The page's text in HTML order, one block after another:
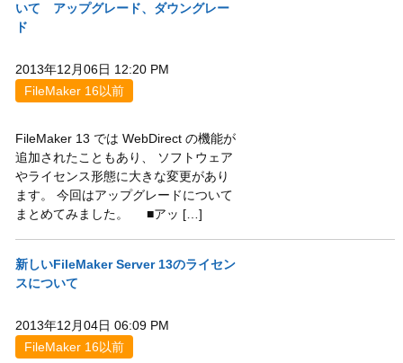
いて アップグレード、ダウングレー
ド
2013年12月06日 12:20 PM
FileMaker 16以前
FileMaker 13 では WebDirect の機能が
追加されたこともあり、 ソフトウェア
やライセンス形態に大きな変更があり
ます。 今回はアップグレードについて
まとめてみました。 ■アッ […]
新しいFileMaker Server 13のライセン
スについて
2013年12月04日 06:09 PM
FileMaker 16以前